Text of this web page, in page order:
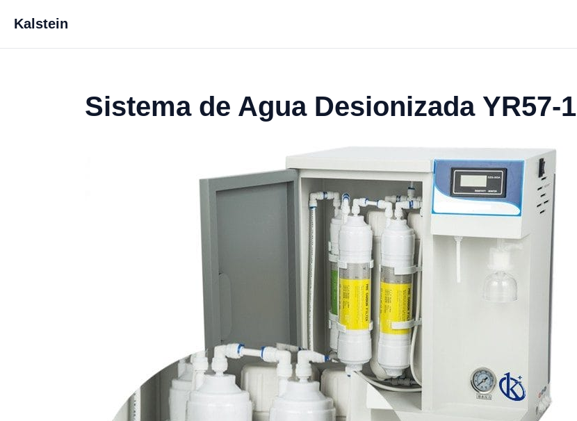
Kalstein
Sistema de Agua Desionizada YR57-1